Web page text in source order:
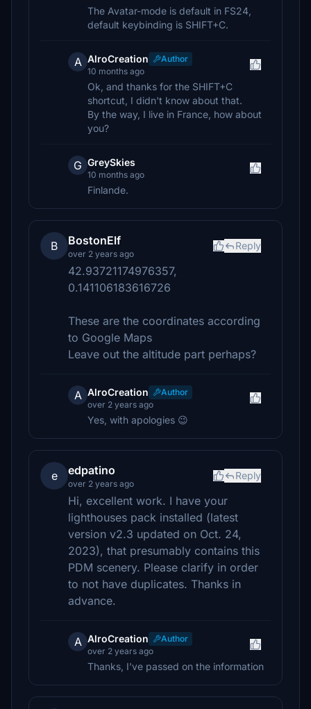
The Avatar-mode is default in FS24,
default keybinding is SHIFT+C.
A AlroCreation
Author
10 months ago
Ok, and thanks for the SHIFT+C
shortcut, I didn't know about that.
By the way, I live in France, how about
you?
G GreySkies
10 months ago
Finlande.
B BostonElf
over 2 years ago
Reply
42.93721174976357,
0.141106183616726
These are the coordinates according
to Google Maps
Leave out the altitude part perhaps?
A AlroCreation
Author
over 2 years ago
Yes, with apologies 😉
e edpatino
over 2 years ago
Reply
Hi, excellent work. I have your
lighthouses pack installed (latest
version v2.3 updated on Oct. 24,
2023), that presumably contains this
PDM scenery. Please clarify in order
to not have duplicates. Thanks in
advance.
A AlroCreation
Author
over 2 years ago
Thanks, I've passed on the information